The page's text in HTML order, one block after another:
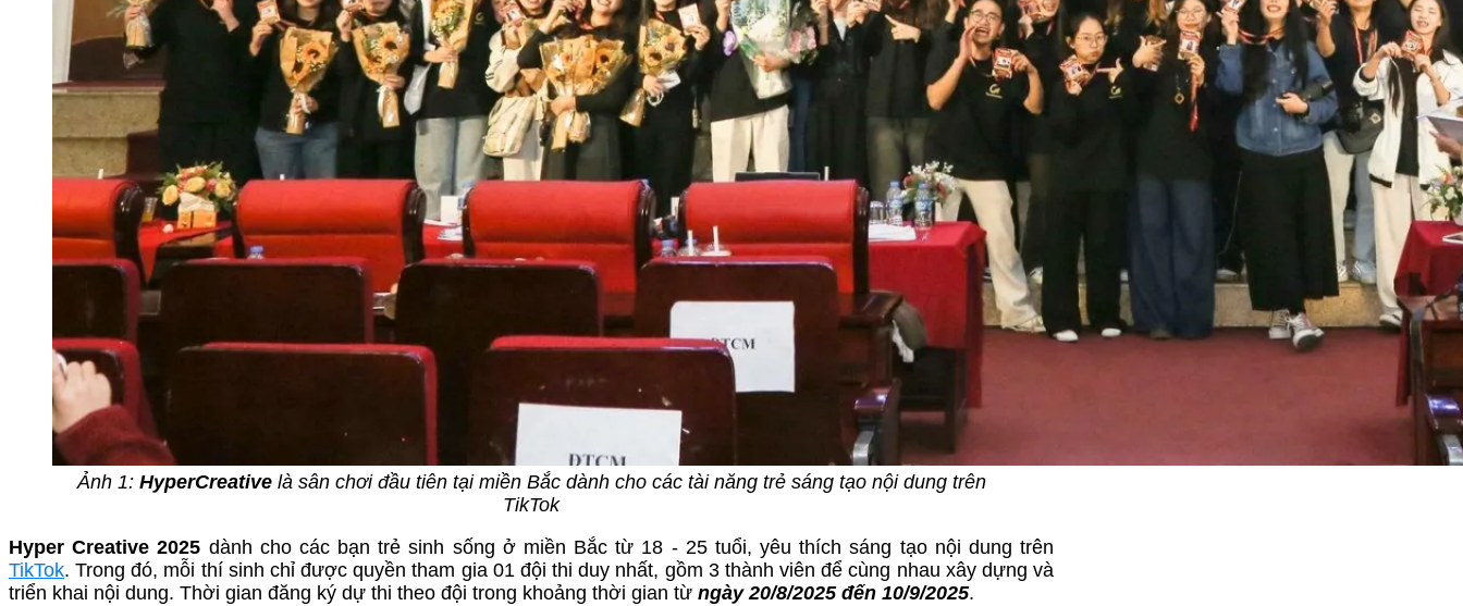
Ảnh 1: HyperCreativelà sân chơi đầu tiên tại miền Bắc dành cho các tài năng trẻ sáng tạo nội dung trên
TikTok
Hyper Creative 2025 dành cho các bạn trẻ sinh sống ở miền Bắc từ 18 - 25 tuổi, yêu thích sáng tạo nội dung trên
TikTok. Trong đó, mỗi thí sinh chỉ được quyền tham gia 01 đội thi duy nhất, gồm 3 thành viên để cùng nhau xây dựng và
triển khai nội dung. Thời gian đăng ký dự thi theo đội trong khoảng thời gian từ ngày 20/8/2025 đến 10/9/2025.